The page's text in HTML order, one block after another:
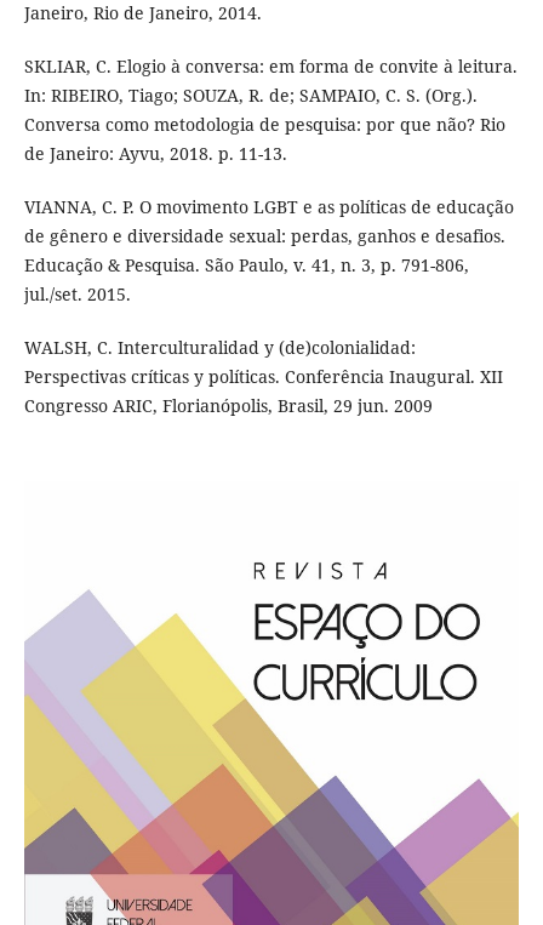
Janeiro, Rio de Janeiro, 2014.
SKLIAR, C. Elogio à conversa: em forma de convite à leitura.
In: RIBEIRO, Tiago; SOUZA, R. de; SAMPAIO, C. S. (Org.).
Conversa como metodologia de pesquisa: por que não? Rio
de Janeiro: Ayvu, 2018. p. 11-13.
VIANNA, C. P. O movimento LGBT e as políticas de educação
de gênero e diversidade sexual: perdas, ganhos e desafios.
Educação & Pesquisa. São Paulo, v. 41, n. 3, p. 791-806,
jul./set. 2015.
WALSH, C. Interculturalidad y (de)colonialidad:
Perspectivas críticas y políticas. Conferência Inaugural. XII
Congresso ARIC, Florianópolis, Brasil, 29 jun. 2009